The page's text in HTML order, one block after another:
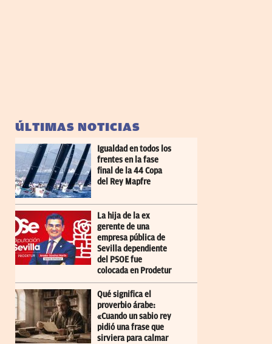
ÚLTIMAS NOTICIAS
Igualdad en todos los
frentes en la fase
final de la 44 Copa
del Rey Mapfre
La hija de la ex
gerente de una
empresa pública de
Sevilla dependiente
del PSOE fue
colocada en Prodetur
Qué significa el
proverbio árabe:
«Cuando un sabio rey
pidió una frase que
sirviera para calmar